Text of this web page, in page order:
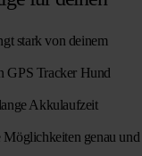
stark von deinem
GPS Tracker Hund
Akkulaufzeit
genau und